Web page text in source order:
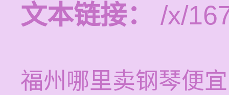
文本链接：
/x/
福州哪里卖钢琴便宜